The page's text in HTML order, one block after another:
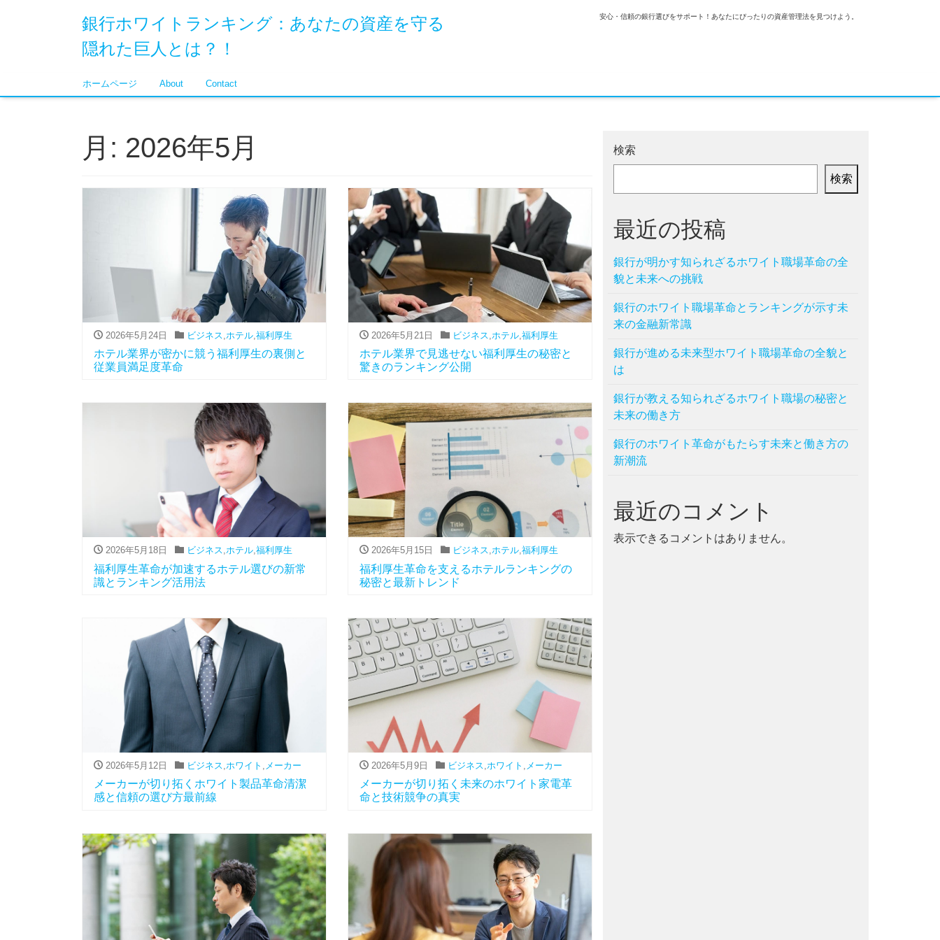
銀行ホワイトランキング：あなたの資産を守る
隠れた巨人とは？！
安心・信頼の銀行選びをサポート！あなたにぴったりの資産管理法を見つけよう。
ホームページ About Contact
月: 2026年5月
2026年5月24日 ビジネス ホテル, 福利厚生
ホテル業界が密かに競う福利厚生の裏側と
従業員満足度革命
2026年5月21日 ビジネス ホテル, 福利厚生
ホテル業界で見逃せない福利厚生の秘密と
驚きのランキング公開
2026年5月18日 ビジネス,ホテル,福利厚生
福利厚生革命が加速するホテル選びの新常
識とランキング活用法
2026年5月15日 ビジネス,ホテル,福利厚生
福利厚生革命を支えるホテルランキングの
秘密と最新トレンド
2026年5月12日 ビジネス ホワイト メーカー
メーカーが切り拓くホワイト製品革命清潔
感と信頼の選び方最前線
2026年5月9日 ビジネス ホワイト メーカー
メーカーが切り拓く未来のホワイト家電革
命と技術競争の真実
検索
検索
最近の投稿
銀行が明かす知られざるホワイト職場革命の全
貌と未来への挑戦
銀行のホワイト職場革命とランキングが示す未
来の金融新常識
銀行が進める未来型ホワイト職場革命の全貌と
は
銀行が教える知られざるホワイト職場の秘密と
未来の働き方
銀行のホワイト革命がもたらす未来と働き方の
新潮流
最近のコメント
表示できるコメントはありません。